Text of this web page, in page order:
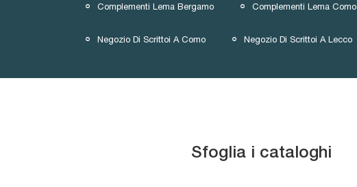
Complementi Lema Bergamo Complementi Lema Como
Negozio Di Scrittoi A Como Negozio Di Scrittoi A Lecco
Sfoglia i cataloghi